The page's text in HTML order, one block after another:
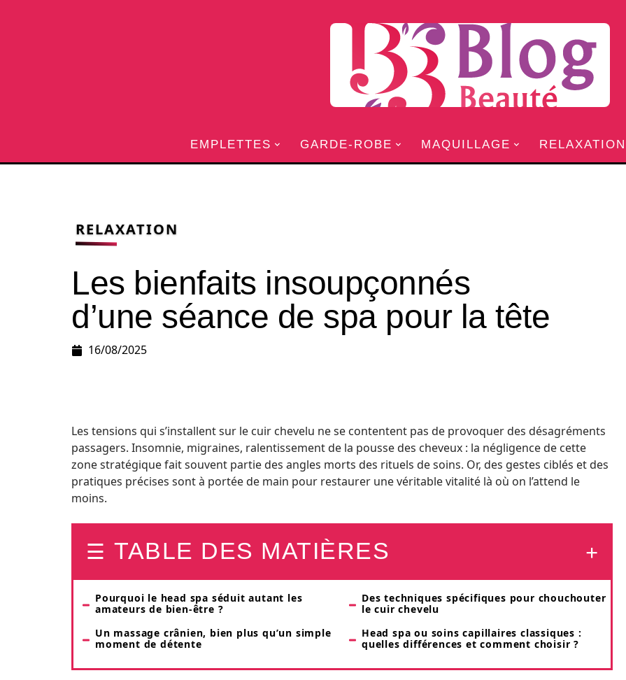
EMPLETTES GARDE-ROBE MAQUILLAGE RELAXATION
RELAXATION
Les bienfaits insoupçonnés
d’une séance de spa pour la tête
16/08/2025
Les tensions qui s’installent sur le cuir chevelu ne se contentent pas de provoquer des désagréments
passagers. Insomnie, migraines, ralentissement de la pousse des cheveux : la négligence de cette
zone stratégique fait souvent partie des angles morts des rituels de soins. Or, des gestes ciblés et des
pratiques précises sont à portée de main pour restaurer une véritable vitalité là où on l’attend le
moins.
TABLE DES MATIÈRES
Pourquoi le head spa séduit autant les
amateurs de bien-être ?
Des techniques spécifiques pour chouchouter
le cuir chevelu
Un massage crânien, bien plus qu’un simple
moment de détente
Head spa ou soins capillaires classiques :
quelles différences et comment choisir ?